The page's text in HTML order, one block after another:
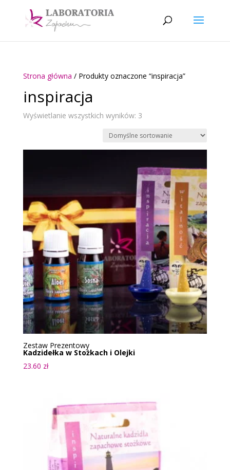
Strona główna / Produkty oznaczone “inspiracja”
inspiracja
Wyświetlanie wszystkich wyników: 3
Zestaw Prezentowy
Kadzidełka w Stożkach i Olejki
23.60 zł